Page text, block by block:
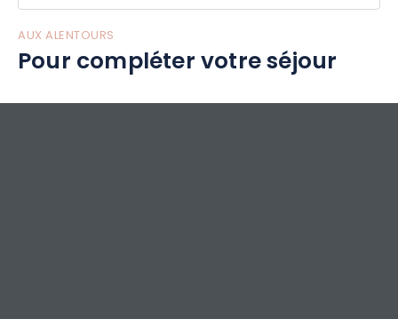
AUX ALENTOURS
Pour compléter votre séjour